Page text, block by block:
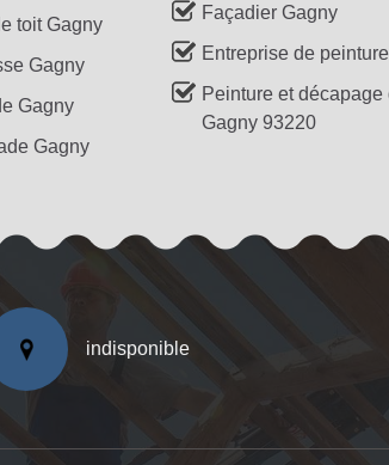
toit Gagny
Gagny
Gagny
Gagny
Façadier Gagny
Entreprise de
Peinture et décapage
Gagny 93220
indisponible